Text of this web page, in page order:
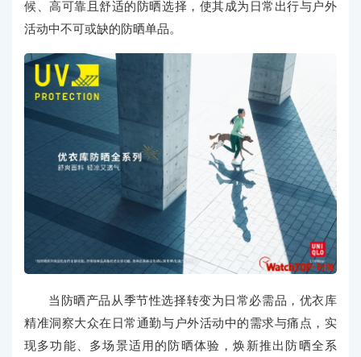
候、高可靠且舒适的防晒选择，使其成为日常出行与户外
活动中不可或缺的防晒单品。
当防晒产品从季节性选择转变为日常必需品，优衣库
精准洞察大众在日常通勤与户外活动中的需求与痛点，实
现多功能、多场景适用的防晒体验，焕新推出防晒全系